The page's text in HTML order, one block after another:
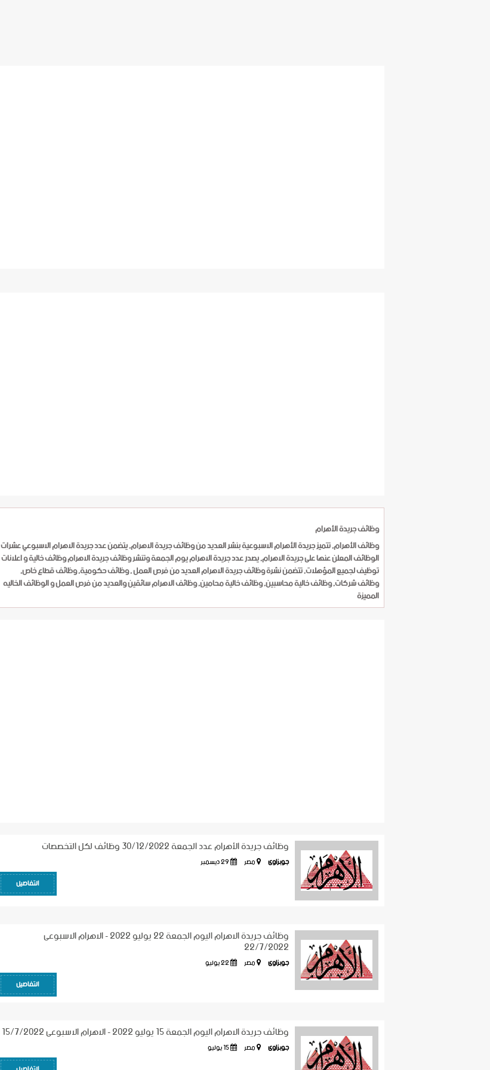
وظائف جريدة الأهرام
وظائف الأهرام, تتميز جريدة الأهرام الاسبوعية بنشر العديد من وظائف جريدة الاهرام, يتضمن عدد جريدة الاهرام الاسبوعي عشرات
الوظائف المعلن عنها على جريدة الاهرام, يصدر عدد جريدة الاهرام يوم الجمعة وتنشر وظائف جريدة الاهرام وظائف خالية و اعلانات
توظيف لجميع المؤهلات, تتضمن نشرة وظائف جريدة الاهرام العديد من فرص العمل , وظائف حكومية, وظائف قطاع خاص,
وظائف شركات, وظائف خالية محاسبين, وظائف خالية محامين, وظائف الاهرام سائقين والعديد من فرص العمل و الوظائف الخاليه
المميزة
وظائف جريدة الأهرام عدد الجمعة 30/12/2022 وظائف لكل التخصصات
جوبزاوى مصر
29 ديسمبر
التفاصيل
وظائف جريدة الاهرام اليوم الجمعة 22 يوليو 2022 - الاهرام الاسبوعى
22/7/2022
جوبزاوى مصر
22 يوليو
التفاصيل
وظائف جريدة الاهرام اليوم الجمعة 15 يوليو 2022 - الاهرام الاسبوعى 15/7/2022
جوبزاوى مصر
15 يوليو